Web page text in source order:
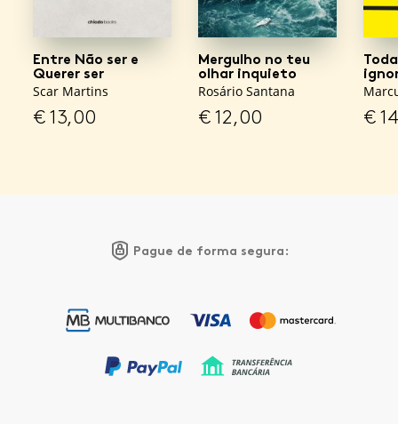
Entre Não ser e
Querer ser
Scar Martins
€13,00
Mergulho no teu
olhar inquieto
Rosário Santana
€12,00 €
Pague de forma segura: